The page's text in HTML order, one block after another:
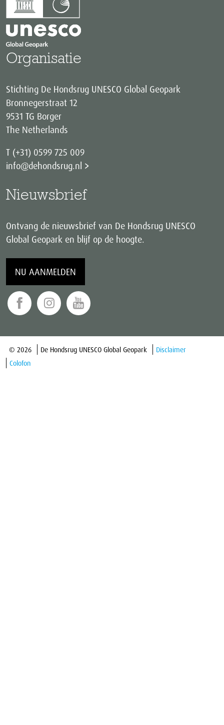
Organisatie
Stichting De Hondsrug UNESCO Global Geopark
Bronnegerstraat 12
9531 TG Borger
The Netherlands
T (+31) 0599 725 009
info@dehondsrug.nl
Nieuwsbrief
Ontvang de nieuwsbrief van De Hondsrug UNESCO
Global Geopark en blijf op de hoogte.
NU AANMELDEN
© 2026 De Hondsrug UNESCO Global Geopark
Disclaimer
Colofon